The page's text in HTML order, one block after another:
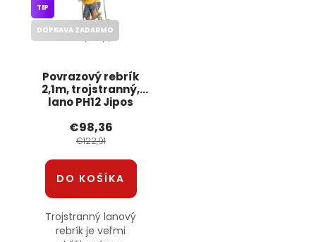
Povrazový rebrík
2,1m, trojstranný,
lano PH12 Jipos
TIP
DOPRAVA ZADARMO
€98,36
€122,91
DO KOŠÍKA
Trojstranný lanový
rebrík je veľmi